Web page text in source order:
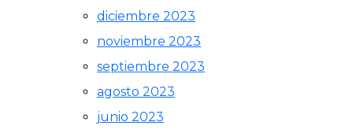
diciembre 2023
noviembre 2023
septiembre 2023
agosto 2023
junio 2023